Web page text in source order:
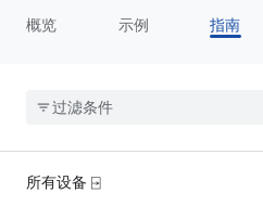
概览
示例 指南
所有设备 ⍈